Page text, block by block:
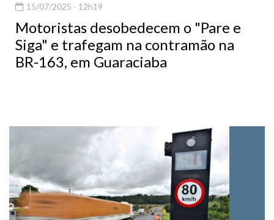
15/07/2025 - 12h19
Motoristas desobedecem o "Pare e
Siga" e trafegam na contramão na
BR-163, em Guaraciaba